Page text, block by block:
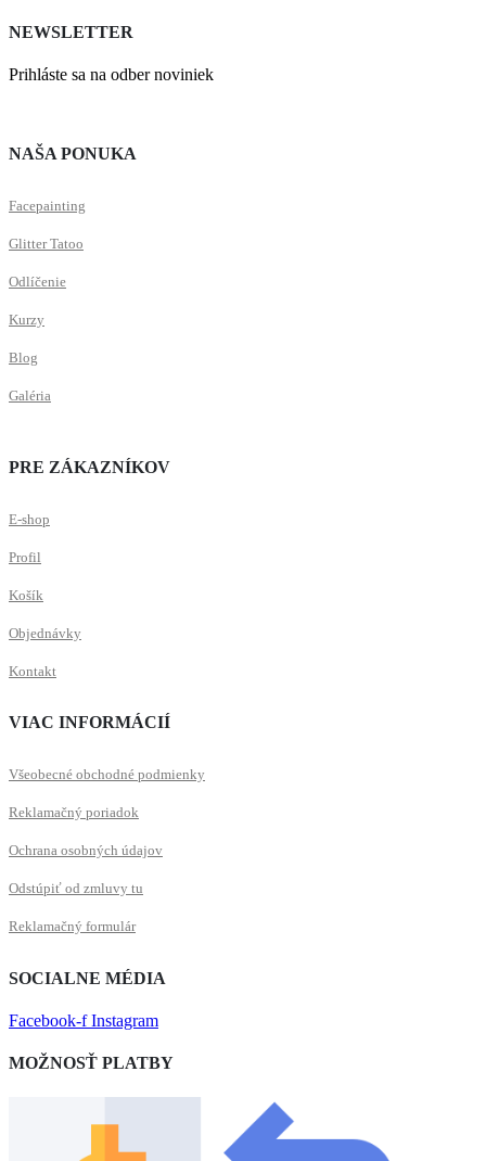
NEWSLETTER
Prihláste sa na odber noviniek
NAŠA PONUKA
Facepainting
Glitter Tatoo
Odlíčenie
Kurzy
Blog
Galéria
PRE ZÁKAZNÍKOV
E-shop
Profil
Košík
Objednávky
Kontakt
VIAC INFORMÁCIÍ
Všeobecné obchodné podmienky
Reklamačný poriadok
Ochrana osobných údajov
Odstúpiť od zmluvy tu
Reklamačný formulár
SOCIALNE MÉDIA
Facebook-f Instagram
MOŽNOSŤ PLATBY